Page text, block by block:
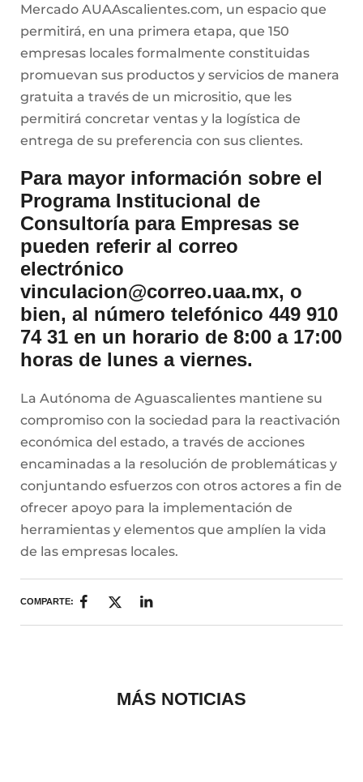
Mercado AUAAscalientes.com, un espacio que
permitirá, en una primera etapa, que 150
empresas locales formalmente constituidas
promuevan sus productos y servicios de manera
gratuita a través de un micrositio, que les
permitirá concretar ventas y la logística de
entrega de su preferencia con sus clientes.
Para mayor información sobre el
Programa Institucional de
Consultoría para Empresas se
pueden referir al correo
electrónico
vinculacion@correo.uaa.mx, o
bien, al número telefónico 449 910
74 31 en un horario de 8:00 a 17:00
horas de lunes a viernes.
La Autónoma de Aguascalientes mantiene su
compromiso con la sociedad para la reactivación
económica del estado, a través de acciones
encaminadas a la resolución de problemáticas y
conjuntando esfuerzos con otros actores a fin de
ofrecer apoyo para la implementación de
herramientas y elementos que amplíen la vida
de las empresas locales.
COMPARTE:
MÁS NOTICIAS